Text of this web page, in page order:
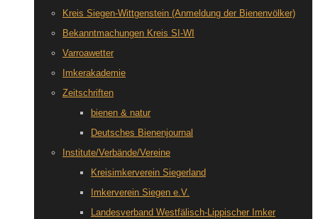
Kreis Siegen-Wittgenstein (Anmeldung der Bienenvölker)
Bekanntmachungen Kreis SI-WI
Varroawetter
Imkerakademie
Zeitschriften
bienen & natur
Deutsches Bienenjournal
Institute/Verbände/Vereine
Kreisimkerverein Siegerland
Imkerverein Siegen e.V.
Landesverband Westfälisch-Lippischer Imker